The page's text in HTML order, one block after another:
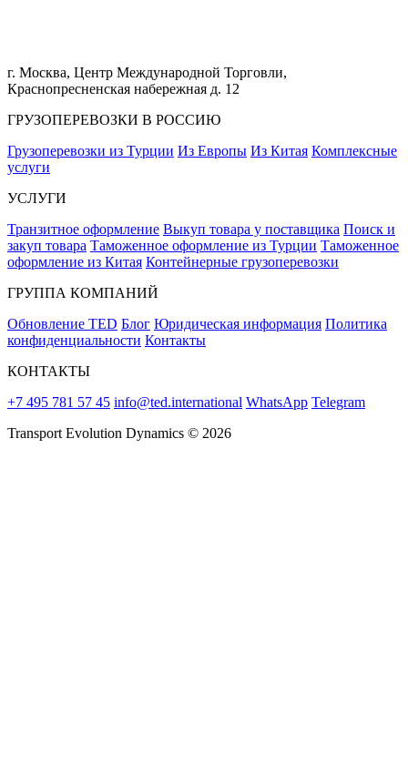
г. Москва, Центр Международной Торговли,
Краснопресненская набережная д. 12
ГРУЗОПЕРЕВОЗКИ В РОССИЮ
Грузоперевозки из Турции Из Европы Из Китая Комплексные
услуги
УСЛУГИ
Транзитное оформление Выкуп товара у поставщика Поиск и
закуп товара Таможенное оформление из Турции Таможенное
оформление из Китая Контейнерные грузоперевозки
ГРУППА КОМПАНИЙ
Обновление TED Блог Юридическая информация Политика
конфиденциальности Контакты
КОНТАКТЫ
+7 495 781 57 45 info@ted.international WhatsApp Telegram
Transport Evolution Dynamics © 2026